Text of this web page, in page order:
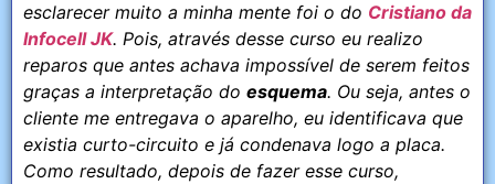
esclarecer muito a minha mente foi o do Cristiano da
Infocell JK. Pois, através desse curso eu realizo
reparos que antes achava impossível de serem feitos
graças a interpretação do esquema. Ou seja, antes o
cliente me entregava o aparelho, eu identificava que
existia curto-circuito e já condenava logo a placa.
Como resultado, depois de fazer esse curso,